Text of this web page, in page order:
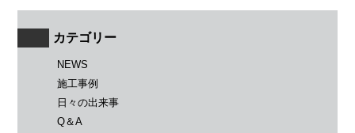
カテゴリー
NEWS
施工事例
日々の出来事
Q＆A